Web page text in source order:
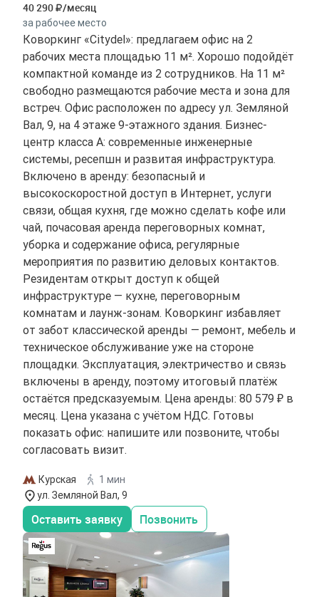
40 290 /месяц
за рабочее место
Коворкинг «Citydel»: предлагаем офис на 2
рабочих места площадью 11 м². Хорошо подойдёт
компактной команде из 2 сотрудников. На 11 м²
свободно размещаются рабочие места и зона для
встреч. Офис расположен по адресу ул. Земляной
Вал, 9, на 4 этаже 9-этажного здания. Бизнес-
центр класса A: современные инженерные
системы, ресепшн и развитая инфраструктура.
Включено в аренду: безопасный и
высокоскоростной доступ в Интернет, услуги
связи, общая кухня, где можно сделать кофе или
чай, почасовая аренда переговорных комнат,
уборка и содержание офиса, регулярные
мероприятия по развитию деловых контактов.
Резидентам открыт доступ к общей
инфраструктуре — кухне, переговорным
комнатам и лаунж-зонам. Коворкинг избавляет
от забот классической аренды — ремонт, мебель и
техническое обслуживание уже на стороне
площадки. Эксплуатация, электричество и связь
включены в аренду, поэтому итоговый платёж
остаётся предсказуемым. Цена аренды: 80 579 ₽ в
месяц. Цена указана с учётом НДС. Готовы
показать офис: напишите или позвоните, чтобы
согласовать визит.
Курская
1 мин
ул. Земляной Вал, 9
Оставить заявку Позвонить